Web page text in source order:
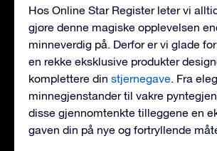
Hos Online Star Register leter vi
gjøre denne magiske opplevelsen
minneverdig på. Derfor er vi glade
en rekke eksklusive produkter
komplettere din stjernegave. Fra
minnegjenstander til vakre
disse gjennomtenkte tilleggene en
gaven din på nye og fortryllende